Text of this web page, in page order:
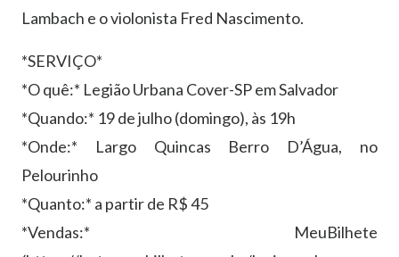
Lambach e o violonista Fred Nascimento.
*SERVIÇO*
*O quê:* Legião Urbana Cover-SP em Salvador
*Quando:* 19 de julho (domingo), às 19h
*Onde:* Largo Quincas Berro D’Água, no
Pelourinho
*Quanto:* a partir de R$ 45
*Vendas:* MeuBilhete